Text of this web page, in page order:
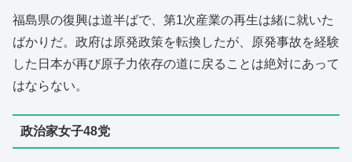
福島県の復興は道半ばで、第1次産業の再生は緒に就いた
ばかりだ。政府は原発政策を転換したが、原発事故を経験
した日本が再び原子力依存の道に戻ることは絶対にあって
はならない。
政治家女子48党